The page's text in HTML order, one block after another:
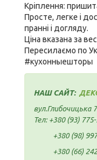
Кріплення:
Просте, легке і
пранні і догляду.
Ціна вказана за
Пересилаємо по
#кухонныешторы
НАШ САЙТ:
вул.Глибочицька
Тел: +380 (93)
+380 (98)
+380 (66)